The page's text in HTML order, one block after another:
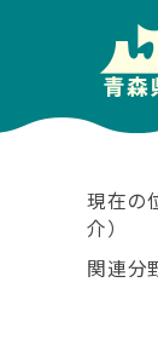
介）
関連分